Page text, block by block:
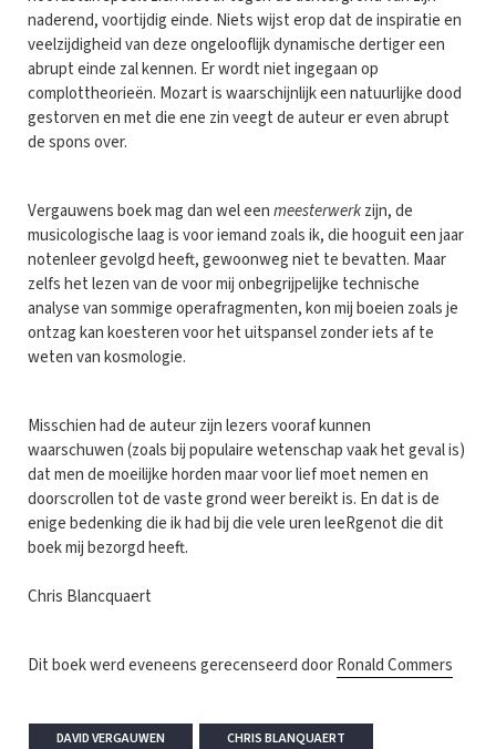
naderend, voortijdig einde. Niets wijst erop dat de inspiratie en
veelzijdigheid van deze ongelooflijk dynamische dertiger een
abrupt einde zal kennen. Er wordt niet ingegaan op
complottheorieën. Mozart is waarschijnlijk een natuurlijke dood
gestorven en met die ene zin veegt de auteur er even abrupt
de spons over.
Vergauwens boek mag dan wel eenmeesterwerkzijn, de
musicologische laag is voor iemand zoals ik, die hooguit een jaar
notenleer gevolgd heeft, gewoonweg niet te bevatten. Maar
zelfs het lezen van de voor mij onbegrijpelijke technische
analyse van sommige operafragmenten, kon mij boeien zoals je
ontzag kan koesteren voor het uitspansel zonder iets af te
weten van kosmologie.
Misschien had de auteur zijn lezers vooraf kunnen
waarschuwen (zoals bij populaire wetenschap vaak het geval is)
dat men de moeilijke horden maar voor lief moet nemen en
doorscrollen tot de vaste grond weer bereikt is. En dat is de
enige bedenking die ik had bij die vele uren leeRgenot die dit
boek mij bezorgd heeft.
Chris Blancquaert
Dit boek werd eveneens gerecenseerd doorRonald Commers
DAVID VERGAUWEN
CHRIS BLANQUAERT